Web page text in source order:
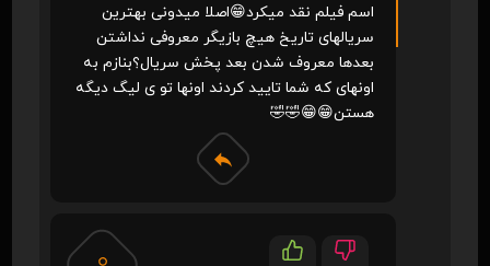
اسم فیلم نقد میکرد😁اصلا میدونی بهترین
سریالهای تاریخ هیچ بازیگر معروفی نداشتن
بعدها معروف شدن بعد پخش سریال؟بنازم به
اونهای که شما تایید کردند اونها تو ی لیگ دیگه
هستن😁😁🤣🤣